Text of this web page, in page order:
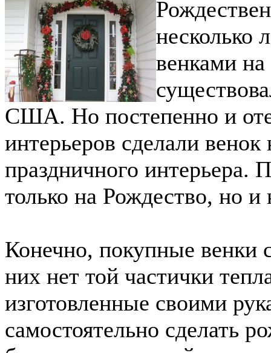
несколько
венками на
США. Но постепенно и
интерьеров сделали
праздничного интерьера.
только на Рождество, но и
Конечно, покупные венки
них нет той частички
изготовленные своими
самостоятельно сделать